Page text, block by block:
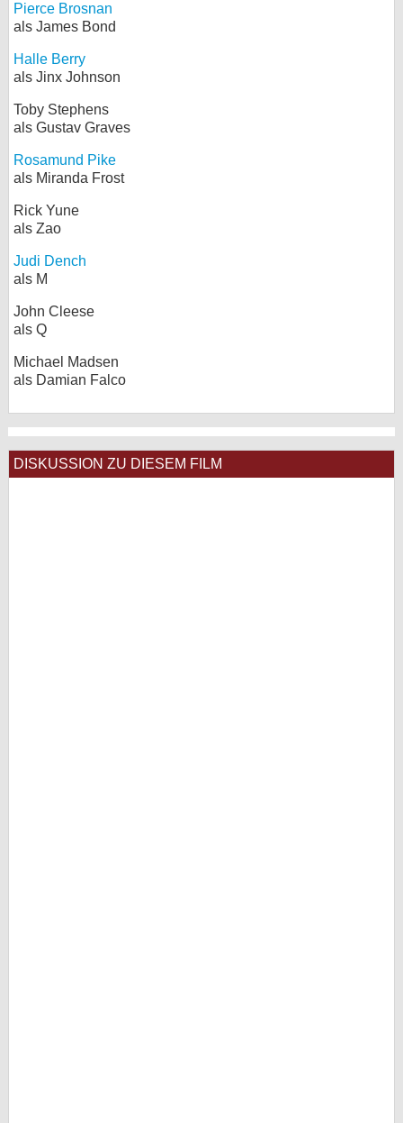
Pierce Brosnan
als James Bond
Halle Berry
als Jinx Johnson
Toby Stephens
als Gustav Graves
Rosamund Pike
als Miranda Frost
Rick Yune
als Zao
Judi Dench
als M
John Cleese
als Q
Michael Madsen
als Damian Falco
DISKUSSION ZU DIESEM FILM